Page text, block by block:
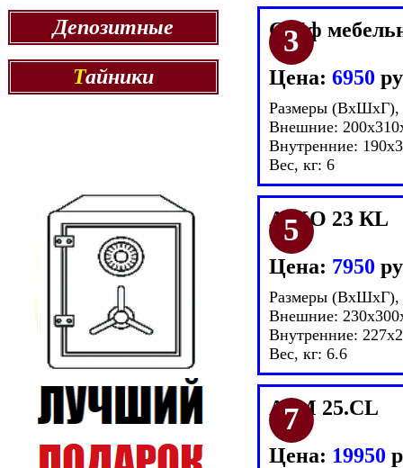
Депозитные
Тайники
Сейф
Цена: 6950
Размеры
Внешние:
Внутренние:
Вес, кг: 6
AIKO 23 КL
Цена: 7950
Размеры
Внешние:
Внутренние:
Вес, кг: 6.6
ASM 25.CL
Цена: 19950